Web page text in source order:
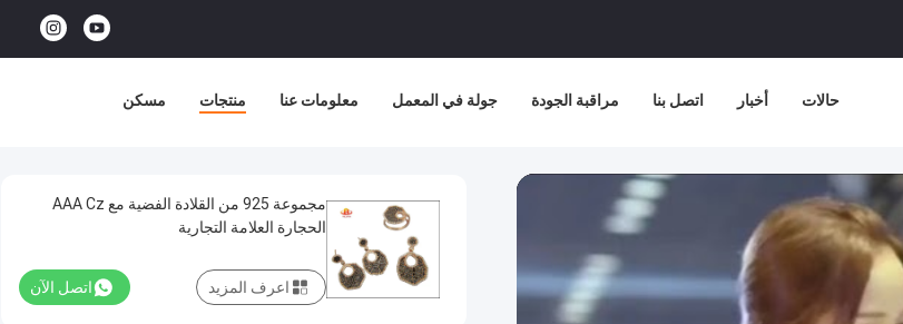
مسكن منتجات معلومات عنا جولة في المعمل مراقبة الجودة اتصل بنا أخبار حالات
مجموعة 925 من القلادة الفضية مع AAA Cz
الحجارة العلامة التجارية
اتصل الآن اعرف المزيد